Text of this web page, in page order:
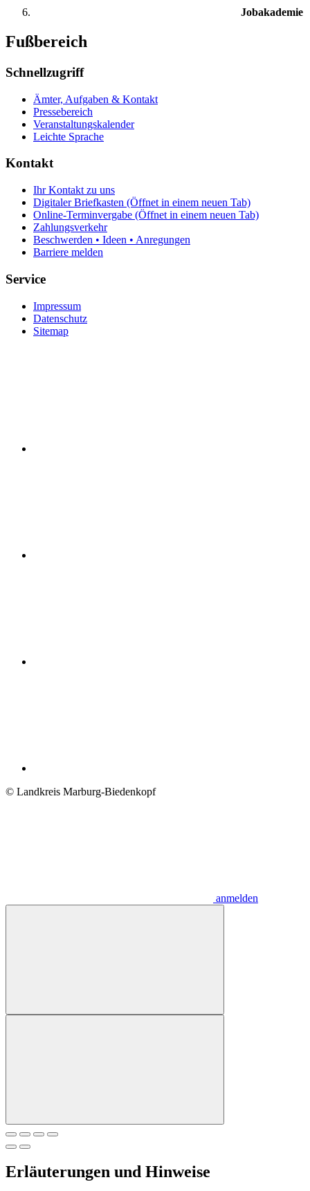
Jobakademie
Fußbereich
Schnellzugriff
Ämter, Aufgaben & Kontakt
Pressebereich
Veranstaltungskalender
Leichte Sprache
Kontakt
Ihr Kontakt zu uns
Digitaler Briefkasten (Öffnet in einem neuen Tab)
Online-Terminvergabe (Öffnet in einem neuen Tab)
Zahlungsverkehr
Beschwerden • Ideen • Anregungen
Barriere melden
Service
Impressum
Datenschutz
Sitemap
© Landkreis Marburg-Biedenkopf
anmelden
Erläuterungen und Hinweise